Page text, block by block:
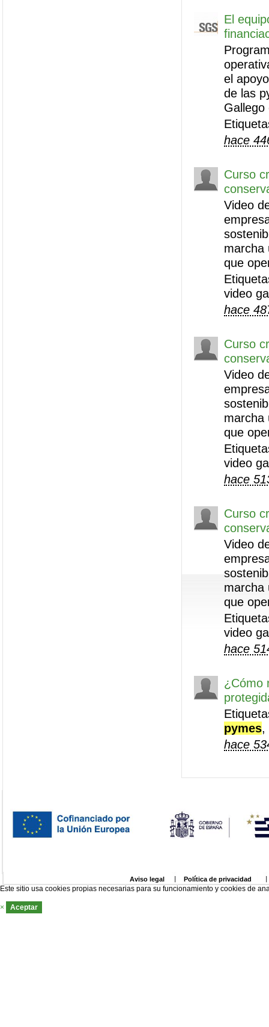
El
el
de las
hace
Curso
Video
marcha
que
video
hace
Curso
Video
marcha
que
video
hace
Curso
Video
marcha
que
video
hace
¿Cómo
pymes,
hace
Aviso legal Política de privacidad
Este sitio usa cookies propias necesarias para su funcionamiento y cookies de
× Aceptar